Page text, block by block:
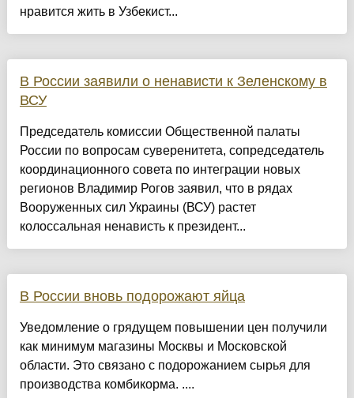
нравится жить в Узбекист...
В России заявили о ненависти к Зеленскому в
ВСУ
Председатель комиссии Общественной палаты
России по вопросам суверенитета, сопредседатель
координационного совета по интеграции новых
регионов Владимир Рогов заявил, что в рядах
Вооруженных сил Украины (ВСУ) растет
колоссальная ненависть к президент...
В России вновь подорожают яйца
Уведомление о грядущем повышении цен получили
как минимум магазины Москвы и Московской
области. Это связано с подорожанием сырья для
производства комбикорма. ....